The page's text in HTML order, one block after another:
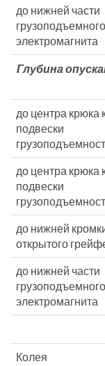
до нижней части
грузоподъемного
электромагнита
Глубина
до центра крюка
подвески
до центра крюка
подвески
до нижней
открытого
до нижней части
грузоподъемного
электромагнита
Колея